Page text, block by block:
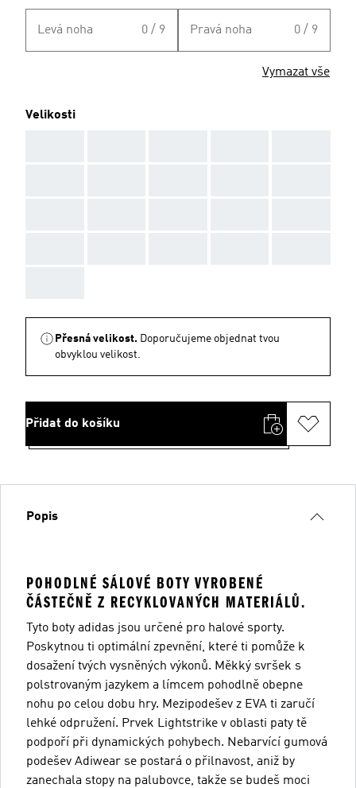
Levá noha 0 / 9 Pravá noha 0 / 9
Vymazat vše
Velikosti
Přesná velikost. Doporučujeme objednat tvou
obvyklou velikost.
Přidat do košíku
Popis
POHODLNÉ SÁLOVÉ BOTY VYROBENÉ
ČÁSTEČNĚ Z RECYKLOVANÝCH MATERIÁLŮ.
Tyto boty adidas jsou určené pro halové sporty.
Poskytnou ti optimální zpevnění, které ti pomůže k
dosažení tvých vysněných výkonů. Měkký svršek s
polstrovaným jazykem a límcem pohodlně obepne
nohu po celou dobu hry. Mezipodešev z EVA ti zaručí
lehké odpružení. Prvek Lightstrike v oblasti paty tě
podpoří při dynamických pohybech. Nebarvící gumová
podešev Adiwear se postará o přilnavost, aniž by
zanechala stopy na palubovce, takže se budeš moci